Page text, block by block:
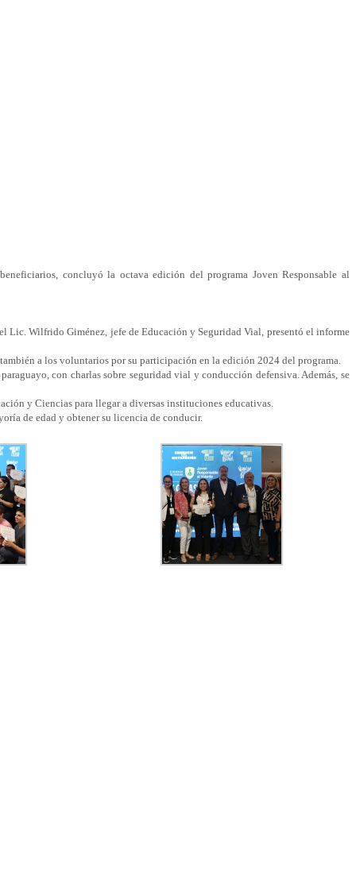
concluyó la octava edición del programa Joven Responsable al
Lic. Wilfrido Giménez, jefe de Educación y Seguridad Vial, presentó el informe
a los voluntarios por su participación en la edición 2024 del programa.
con charlas sobre seguridad vial y conducción defensiva. Además, se
y Ciencias para llegar a diversas instituciones educativas.
de edad y obtener su licencia de conducir.